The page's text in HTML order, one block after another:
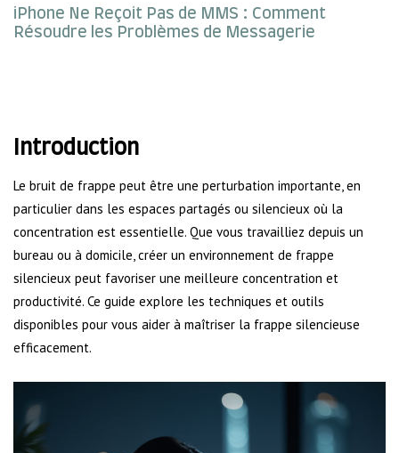
iPhone Ne Reçoit Pas de MMS : Comment
Résoudre les Problèmes de Messagerie
Introduction
Le bruit de frappe peut être une perturbation importante, en
particulier dans les espaces partagés ou silencieux où la
concentration est essentielle. Que vous travailliez depuis un
bureau ou à domicile, créer un environnement de frappe
silencieux peut favoriser une meilleure concentration et
productivité. Ce guide explore les techniques et outils
disponibles pour vous aider à maîtriser la frappe silencieuse
efficacement.